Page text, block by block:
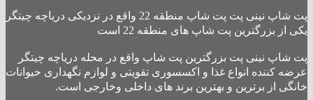
پت شاپ نینی پت پت شاپ منطقه 22 واقع در نزدیکی دریاچه چیتگر
یکی از بزرگترین پت شاپ های منطقه 22 است
پت شاپ نینی پت بزرگترین پت شاپ واقع در محله دریاچه چیتگر
عرضه کننده انواع غذا و اکسسوری تقویتی و لوازم نگهداری حیوانات
خانگی از برترین و بهترین برند های داخلی وخارجی است.